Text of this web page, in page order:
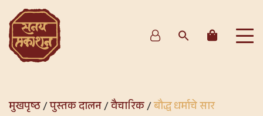
मुखपृष्ठ/पुस्तक दालन/वैचारिक/बौद्ध धर्माचे सार